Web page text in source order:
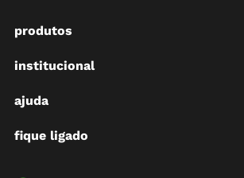
produtos
institucional
ajuda
fique ligado